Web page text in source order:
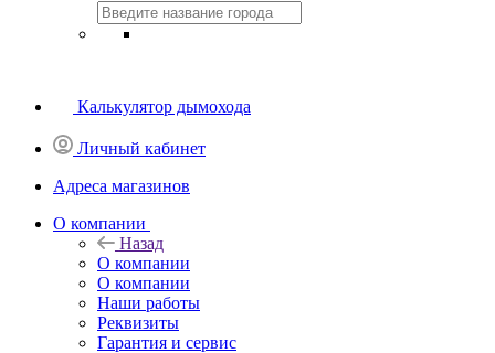
Калькулятор дымохода
Личный кабинет
Адреса магазинов
O компании
Назад
O компании
О компании
Наши работы
Реквизиты
Гарантия и сервис